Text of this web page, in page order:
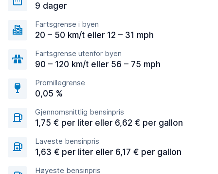
9 dager
Fartsgrense i byen
20 – 50 km/t eller 12 – 31 mph
Fartsgrense utenfor byen
90 – 120 km/t eller 56 – 75 mph
Promillegrense
0,05 %
Gjennomsnittlig bensinpris
1,75 € per liter eller 6,62 € per gallon
Laveste bensinpris
1,63 € per liter eller 6,17 € per gallon
Høyeste bensinpris